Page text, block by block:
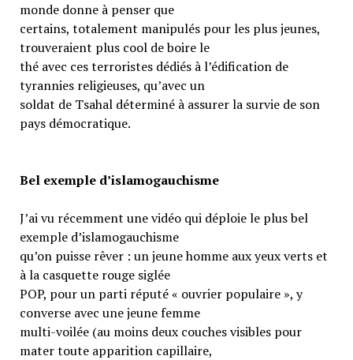
monde donne à penser que
certains, totalement manipulés pour les plus jeunes,
trouveraient plus cool de boire le
thé avec ces terroristes dédiés à l’édification de
tyrannies religieuses, qu’avec un
soldat de Tsahal déterminé à assurer la survie de son
pays démocratique.
Bel exemple d’islamogauchisme
J’ai vu récemment une vidéo qui déploie le plus bel
exemple d’islamogauchisme
qu’on puisse rêver : un jeune homme aux yeux verts et
à la casquette rouge siglée
POP, pour un parti réputé « ouvrier populaire », y
converse avec une jeune femme
multi-voilée (au moins deux couches visibles pour
mater toute apparition capillaire,